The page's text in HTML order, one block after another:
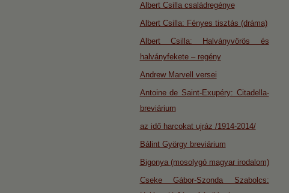
Albert Csilla családregénye
Albert Csilla: Fényes tisztás (dráma)
Albert Csilla: Halványvörös és
halványfekete – regény
Andrew Marvell versei
Antoine de Saint-Exupéry: Citadella-
breviárium
az idő harcokat ujráz /1914-2014/
Bálint György breviárium
Bigonya (mosolygó magyar irodalom)
Cseke Gábor-Szonda Szabolcs: